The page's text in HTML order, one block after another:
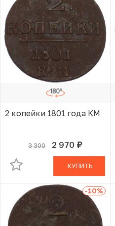
2 копейки 1801 года КМ
3 300 2 970 руб.
В КОРЗИНЕ
КУПИТЬ
-10%